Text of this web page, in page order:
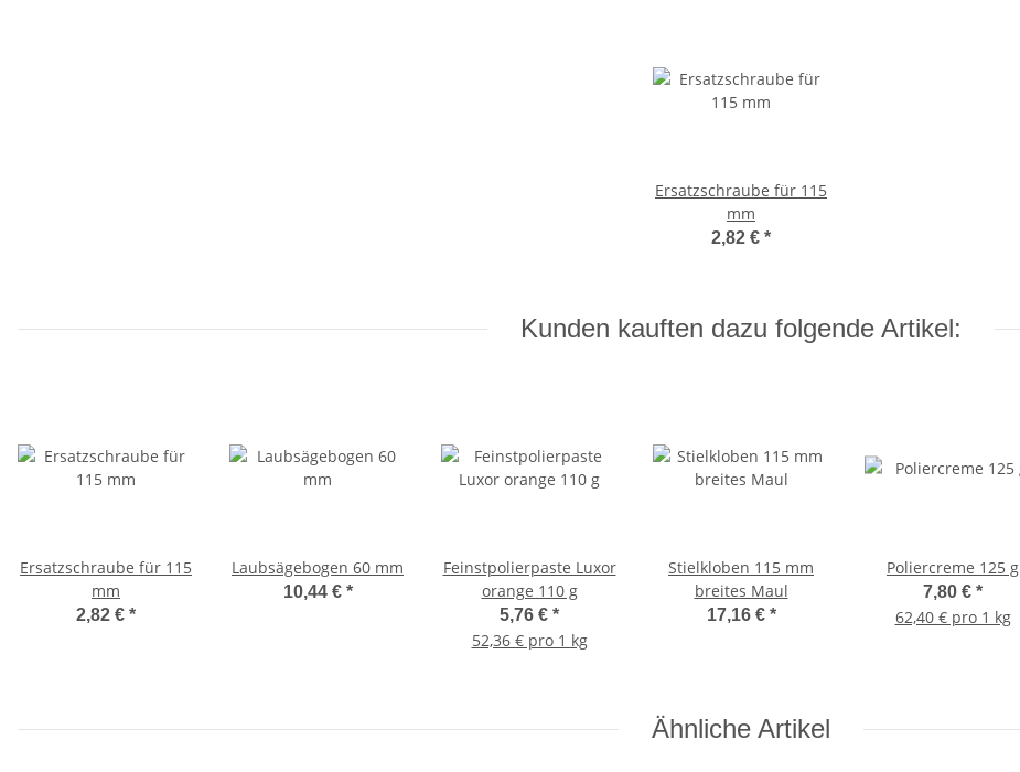
Ersatzschraube für 115
mm
2,82 € *
Kunden kauften dazu folgende Artikel:
Ersatzschraube für 115
mm
2,82 € *
Laubsägebogen 60 mm
10,44 € *
Feinstpolierpaste Luxor
orange 110 g
5,76 € *
52,36 € pro 1 kg
Stielkloben 115 mm
breites Maul
17,16 € *
Poliercreme 125 g
7,80 € *
62,40 € pro 1 kg
Ähnliche Artikel